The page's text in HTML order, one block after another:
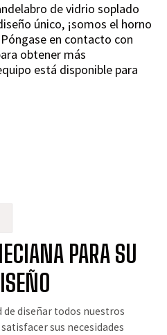
de vidrio soplado
único, ¡somos el horno
en contacto con
obtener más
está disponible para
PARA SU
diseñar todos nuestros
sus necesidades